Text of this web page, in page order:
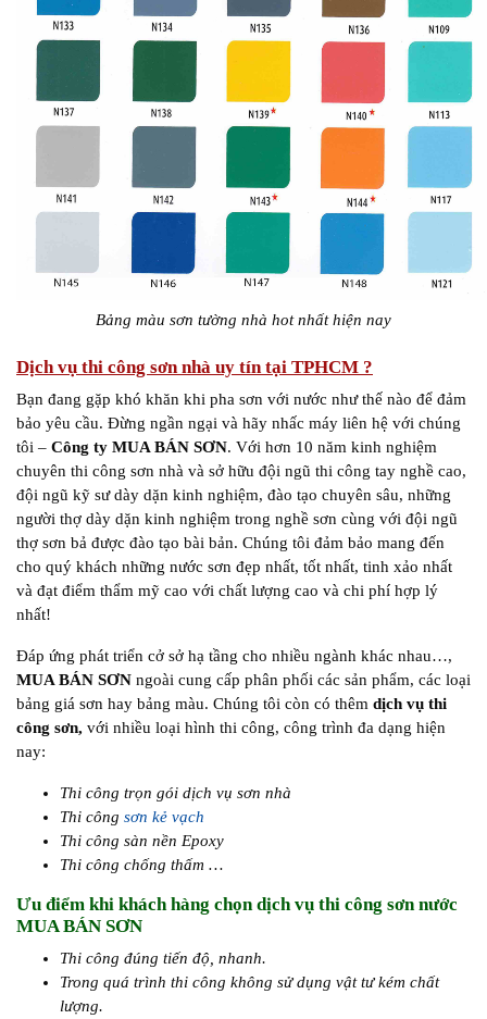
Bảng màu sơn tường nhà hot nhất hiện nay
Dịch vụ thi công sơn nhà uy tín tại TPHCM ?
Bạn đang gặp khó khăn khi pha sơn với nước như thế nào để đảm
bảo yêu cầu. Đừng ngần ngại và hãy nhấc máy liên hệ với chúng
tôi – Công ty MUA BÁN SƠN. Với hơn 10 năm kinh nghiệm
chuyên thi công sơn nhà và sở hữu đội ngũ thi công tay nghề cao,
đội ngũ kỹ sư dày dặn kinh nghiệm, đào tạo chuyên sâu, những
người thợ dày dặn kinh nghiệm trong nghề sơn cùng với đội ngũ
thợ sơn bả được đào tạo bài bản. Chúng tôi đảm bảo mang đến
cho quý khách những nước sơn đẹp nhất, tốt nhất, tinh xảo nhất
và đạt điểm thẩm mỹ cao với chất lượng cao và chi phí hợp lý
nhất!
Đáp ứng phát triển cở sở hạ tầng cho nhiều ngành khác nhau…,
MUA BÁN SƠN ngoài cung cấp phân phối các sản phẩm, các loại
bảng giá sơn hay bảng màu. Chúng tôi còn có thêm dịch vụ thi
công sơn, với nhiều loại hình thi công, công trình đa dạng hiện
nay:
Thi công trọn gói dịch vụ sơn nhà
Thi công sơn kẻ vạch
Thi công sàn nền Epoxy
Thi công chống thấm …
Ưu điểm khi khách hàng chọn dịch vụ thi công sơn nước
MUA BÁN SƠN
Thi công đúng tiến độ, nhanh.
Trong quá trình thi công không sử dụng vật tư kém chất
lượng.